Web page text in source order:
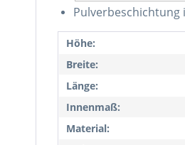
Pulverbeschichtung
Höhe:
Breite:
Länge:
Innenmaß:
Material: